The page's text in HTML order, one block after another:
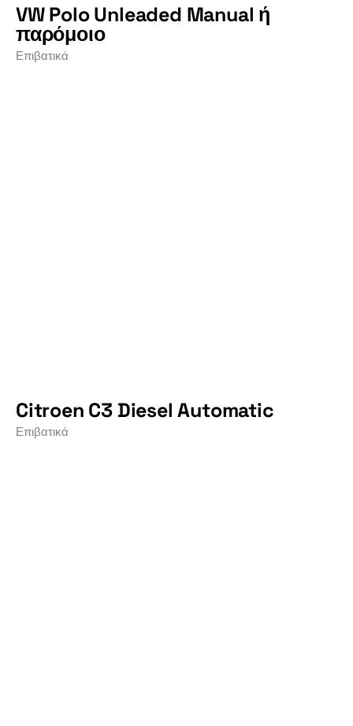
VW Polo Unleaded Manual ή
παρόμοιο
Επιβατικά
Citroen C3 Diesel Automatic
Επιβατικά